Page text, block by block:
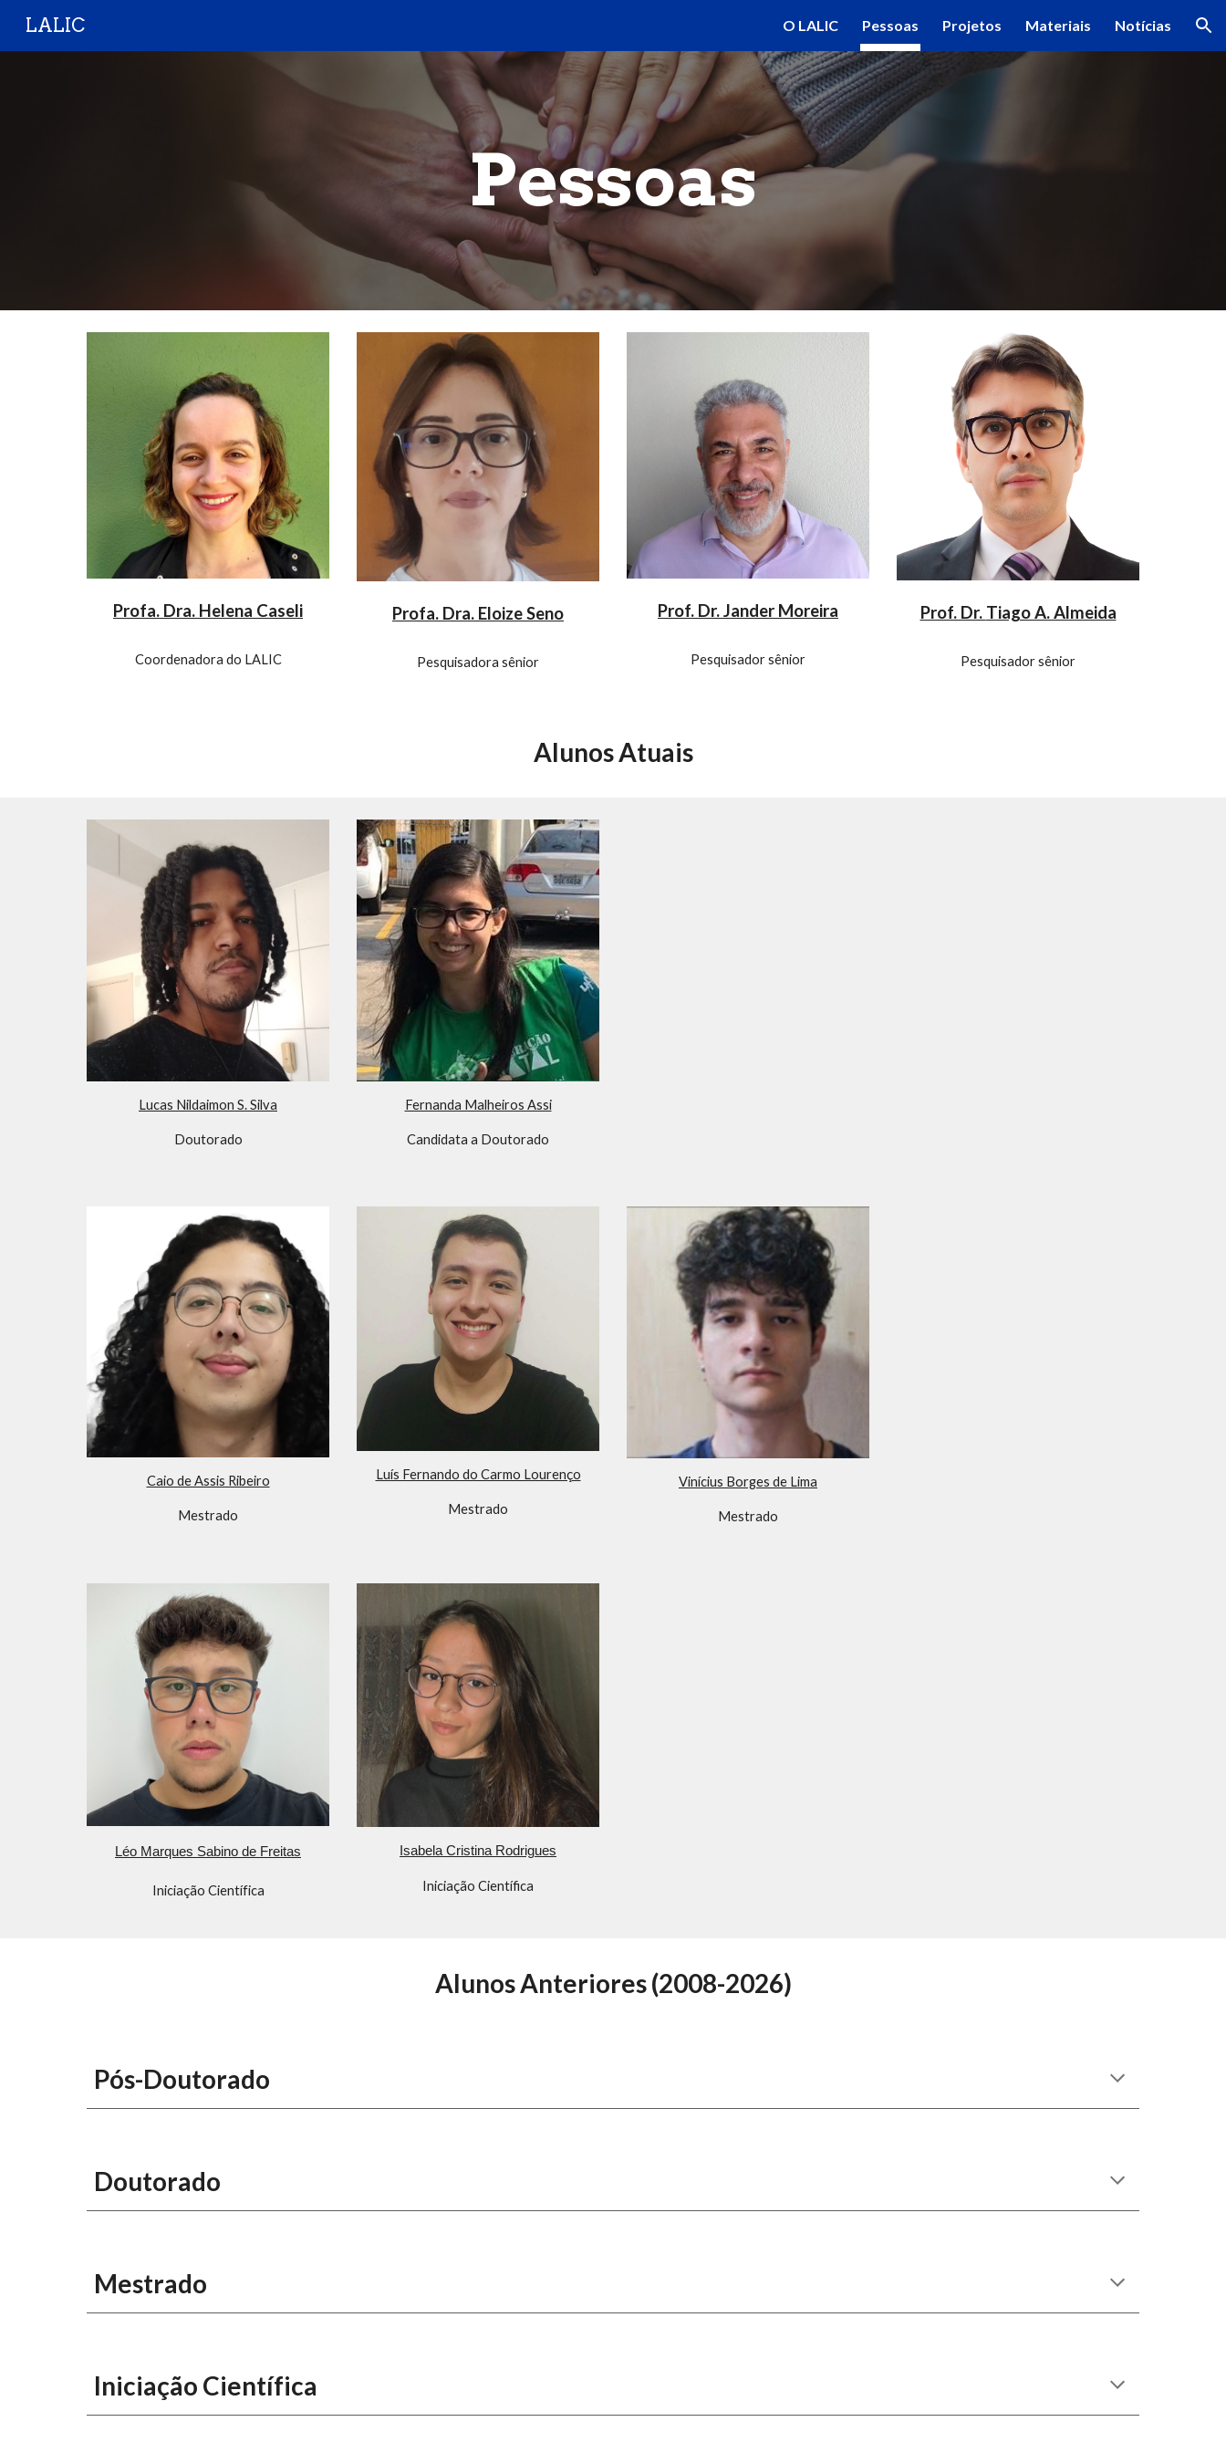
Skip to navigation
LALIC O LALIC Pessoas Projetos Materiais Notícias
Pessoas
Profa. Dra. Helena Caseli
Coordenadora do LALIC
Profa. Dra. Eloize Seno
Pesquisadora sênior
Prof. Dr. Jander Moreira
Pesquisador sênior
Prof. Dr. Tiago A. Almeida
Pesquisador sênior
Alunos Atuais
Lucas Nildaimon S. Silva
Doutorado
Fernanda Malheiros Assi
Candidata a Doutorado
Caio de Assis Ribeiro
Mestrado
Luís Fernando do Carmo Lourenço
Mestrado
Vinícius Borges de Lima
Mestrado
Léo Marques Sabino de Freitas
Iniciação Científica
Isabela Cristina Rodrigues
Iniciação Científica
Alunos Anteriores (2008-2026)
Pós-Doutorado
Doutorado
Mestrado
Iniciação Científica